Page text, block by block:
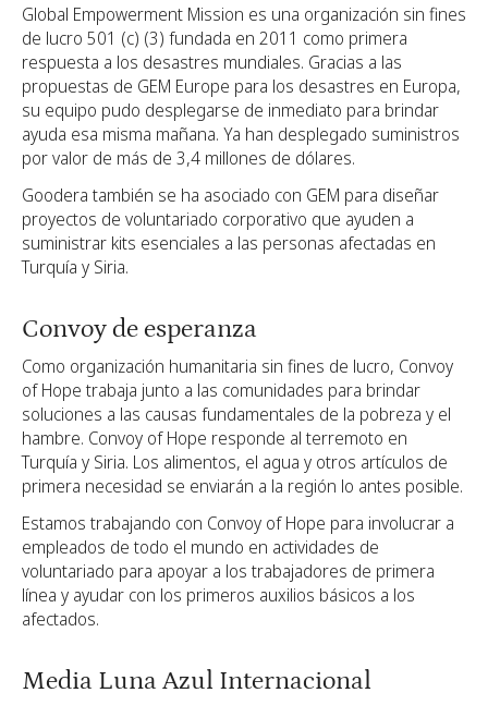
Global Empowerment Mission es una organización sin fines
de lucro 501 (c) (3) fundada en 2011 como primera
respuesta a los desastres mundiales. Gracias a las
propuestas de GEM Europe para los desastres en Europa,
su equipo pudo desplegarse de inmediato para brindar
ayuda esa misma mañana. Ya han desplegado suministros
por valor de más de 3,4 millones de dólares.
Goodera también se ha asociado con GEM para diseñar
proyectos de voluntariado corporativo que ayuden a
suministrar kits esenciales a las personas afectadas en
Turquía y Siria.
Convoy de esperanza
Como organización humanitaria sin fines de lucro, Convoy
of Hope trabaja junto a las comunidades para brindar
soluciones a las causas fundamentales de la pobreza y el
hambre. Convoy of Hope responde al terremoto en
Turquía y Siria. Los alimentos, el agua y otros artículos de
primera necesidad se enviarán a la región lo antes posible.
Estamos trabajando con Convoy of Hope para involucrar a
empleados de todo el mundo en actividades de
voluntariado para apoyar a los trabajadores de primera
línea y ayudar con los primeros auxilios básicos a los
afectados.
Media Luna Azul Internacional